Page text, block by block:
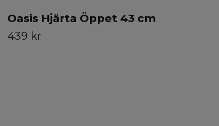
Oasis Hjärta Öppet 43 cm
439 kr